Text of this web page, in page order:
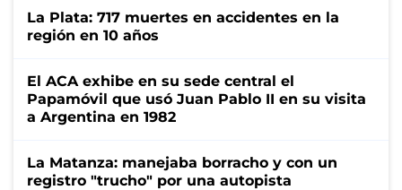
La Plata: 717 muertes en accidentes en la
región en 10 años
El ACA exhibe en su sede central el
Papamóvil que usó Juan Pablo II en su visita
a Argentina en 1982
La Matanza: manejaba borracho y con un
registro "trucho" por una autopista